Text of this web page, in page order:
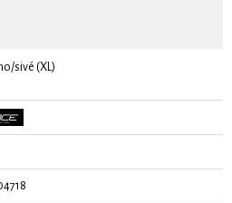
sivé (XL)